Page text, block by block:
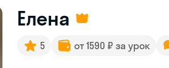
Елена
5 от 1590 ₽ за урок